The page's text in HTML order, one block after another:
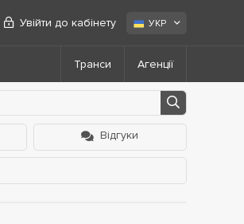
Увійти до кабінету УКР
Транси Агенції
Відгуки